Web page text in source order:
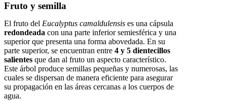
Fruto y semilla
El fruto del Eucalyptus camaldulensis es una cápsula
redondeada con una parte inferior semiesférica y una
superior que presenta una forma abovedada. En su
parte superior, se encuentran entre 4 y 5 dientecillos
salientes que dan al fruto un aspecto característico.
Este árbol produce semillas pequeñas y numerosas, las
cuales se dispersan de manera eficiente para asegurar
su propagación en las áreas cercanas a los cuerpos de
agua.